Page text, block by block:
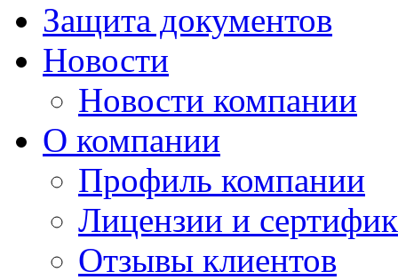
Защита документов
Новости
Новости компании
О компании
Профиль компании
Лицензии и
Отзывы клиентов